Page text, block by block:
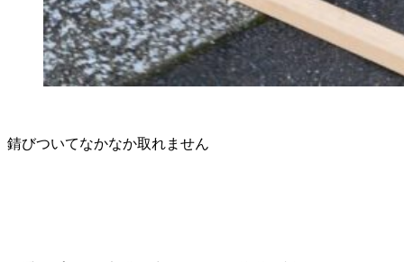
錆びついてなかなか取れません